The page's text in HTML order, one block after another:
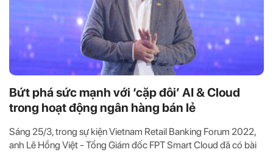
Bứt phá sức mạnh với ‘cặp đôi’ AI & Cloud
trong hoạt động ngân hàng bán lẻ
Sáng 25/3, trong sự kiện Vietnam Retail Banking Forum 2022,
anh Lê Hồng Việt - Tổng Giám đốc FPT Smart Cloud đã có bài